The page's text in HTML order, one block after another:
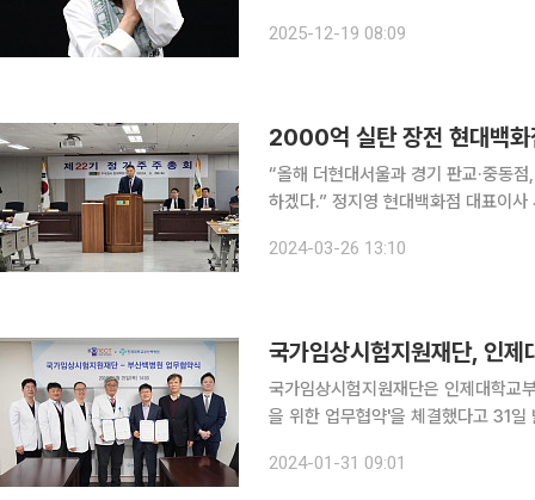
양으로 투병 중이며 병세가 매우 위중
2025-12-19 08:09
2000억 실탄 장전 현대백
“올해 더현대서울과 경기 판교·중동
하겠다.” 정지영 현대백화점 대표이사 사장은 26일 서울 강동구 암사동 현대백화점 인재개발원에
2024-03-26 13:10
국가임상시험지원재단, 인제
국가임상시험지원재단은 인제대학교
을 위한 업무협약'을 체결했다고 31일 밝혔다. 협약식에는 박인석 국가임상시험지
백병원 연구부원장, 조강희 충남대학
2024-01-31 09:01